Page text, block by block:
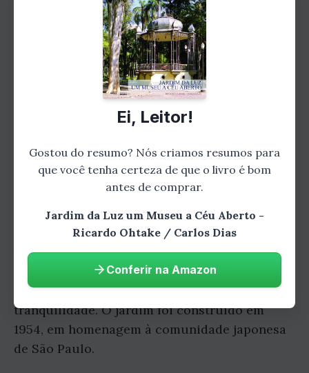
Auditório Ibirapuera, a Biblioteca Mário de
Andrade e o Planetário Aristóteles Orsini. O
parque também é um importante centro de
lazer, com áreas para piquenique, playgrounds
e quadras esportivas.
Os segredos do Jardim da
Luz
O Jardim da Luz é um parque cheio de
segredos e surpresas. Um dos segredos mais
bem guardados do parque é o Jardim Japonês.
Localizado no canto nordeste do parque, o
Jardim Japonês é um oásis de paz e
tranquilidade. O jardim foi construído em
1954, em homenagem à comunidade japonesa
de São Paulo.
Ei, Leitor!
Gostou do resumo? Nós criamos resumos para
que você tenha certeza de que o livro é bom
antes de comprar.
Jardim da Luz um Museu a Céu Aberto -
Ricardo Ohtake / Carlos Dias
Conferir na Amazon